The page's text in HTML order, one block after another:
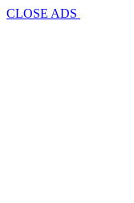
CLOSE ADS